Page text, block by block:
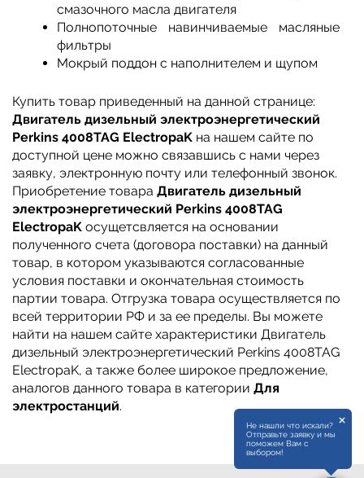
смазочного масла двигателя
Полнопоточные навинчиваемые масляные
фильтры
Мокрый поддон с наполнителем и щупом
Купить товар приведенный на данной странице:
Двигатель дизельный электроэнергетический
Perkins 4008TAG ElectropaK на нашем сайте по
доступной цене можно связавшись с нами через
заявку, электронную почту или телефонный звонок.
Приобретение товара Двигатель дизельный
электроэнергетический Perkins 4008TAG
ElectropaK осущетсвляется на основании
полученного счета (договора поставки) на данный
товар, в котором указываются согласованные
условия поставки и окончательная стоимость
партии товара. Отгрузка товара осуществляется по
всей территории РФ и за ее пределы. Вы можете
найти на нашем сайте характеристики Двигатель
дизельный электроэнергетический Perkins 4008TAG
ElectropaK, а также более широкое предложение,
аналогов данного товара в категории Для
электростанций.
Не нашли что искали?
Отправьте заявку и мы
поможем Вам с
выбором!
×